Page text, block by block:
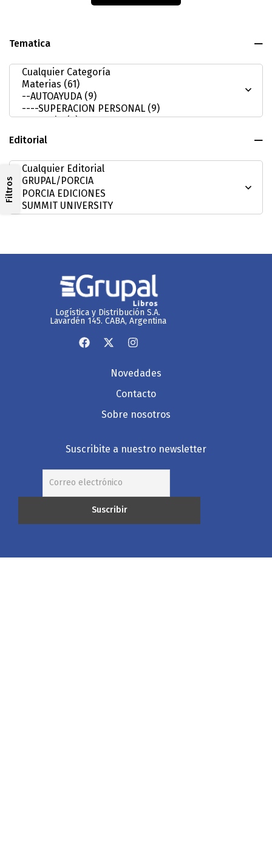
Tematica
Editorial
Filtros
Logística y Distribución S.A.
Lavardén 145. CABA, Argentina
Novedades
Contacto
Sobre nosotros
Suscribite a nuestro newsletter